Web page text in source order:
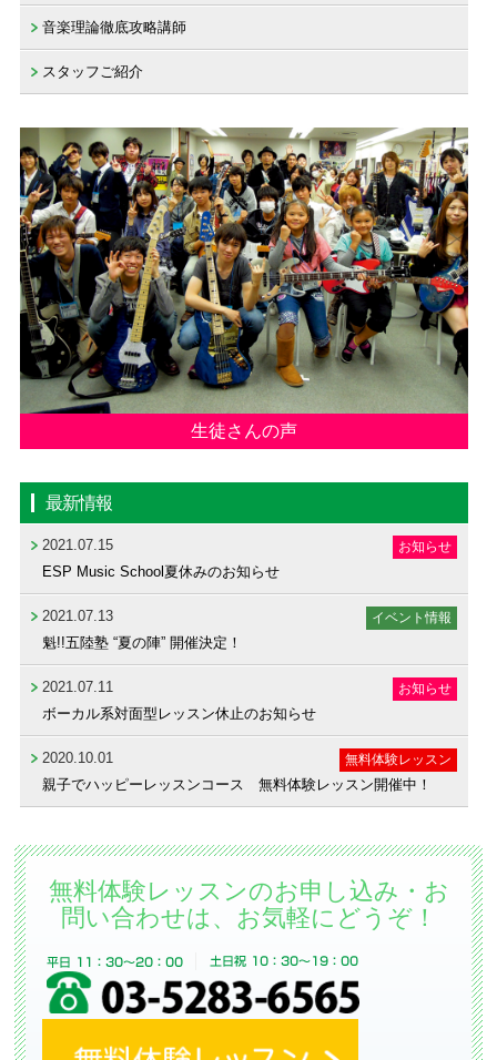
音楽理論徹底攻略講師
スタッフご紹介
生徒さんの声
最新情報
2021.07.15 お知らせ
ESP Music School夏休みのお知らせ
2021.07.13 イベント情報
魁!!五陸塾 “夏の陣” 開催決定！
2021.07.11 お知らせ
ボーカル系対面型レッスン休止のお知らせ
2020.10.01 無料体験レッスン
親子でハッピーレッスンコース 無料体験レッスン開催中！
無料体験レッスンのお申し込み・お
問い合わせは、お気軽にどうぞ！